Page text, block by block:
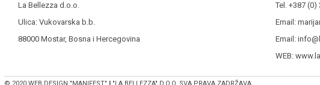
La Bellezza d.o.o.
Ulica: Vukovarska b.b.
88000 Mostar, Bosna i Hercegovina
Tel. +387 (0)
Email:
Email:
WEB: